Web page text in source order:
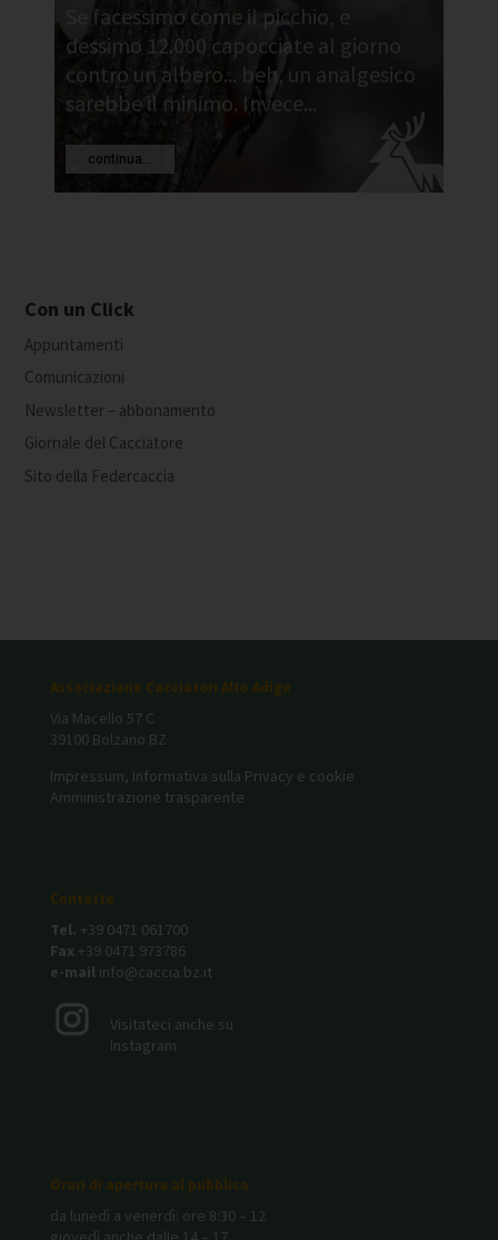
Se facessimo come il picchio, e
dessimo 12.000 capocciate al giorno
contro un albero... beh, un analgesico
sarebbe il minimo. Invece...
continua...
Con un Click
Appuntamenti
Comunicazioni
Newsletter – abbonamento
Giornale del Cacciatore
Sito della Federcaccia
Associazione Cacciatori Alto Adige
Via Macello 57 C
39100 Bolzano BZ
Impressum, Informativa sulla Privacy e cookie
Amministrazione trasparente
Contatto
Tel. +39 0471 061700
Fax +39 0471 973786
e-mail info@caccia.bz.it
Visitateci anche su
Instagram
Orari di apertura al pubblico
da lunedì a venerdì: ore 8:30 – 12